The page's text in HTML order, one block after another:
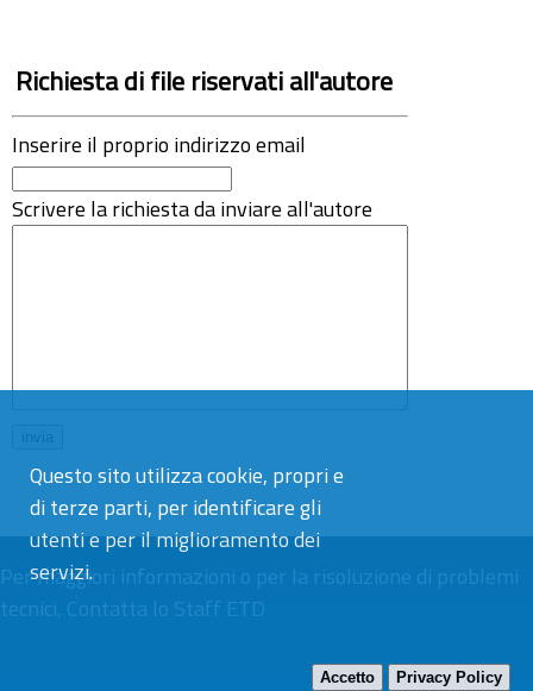
Questo sito utilizza cookie, propri e
di terze parti, per identificare gli
utenti e per il miglioramento dei
servizi.
Accetto Privacy Policy
Richiesta di file riservati all'autore
Inserire il proprio indirizzo email
Scrivere la richiesta da inviare all'autore
Per maggiori informazioni o per la risoluzione di problemi
tecnici, Contatta lo Staff ETD